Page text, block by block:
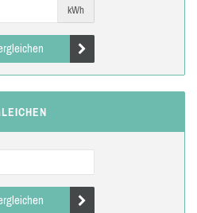
kWh